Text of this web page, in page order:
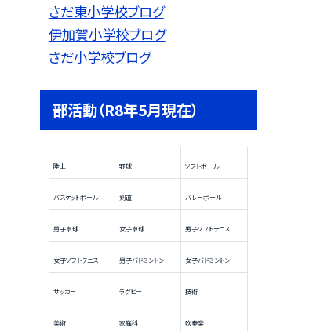
さだ東小学校ブログ
伊加賀小学校ブログ
さだ小学校ブログ
部活動（R8年5月現在）
陸上 野球 ソフトボール
バスケットボール 剣道 バレーボール
男子卓球 女子卓球 男子ソフトテニス
女子ソフトテニス 男子バドミントン 女子バドミントン
サッカー ラグビー 技術
美術 家庭科 吹奏楽